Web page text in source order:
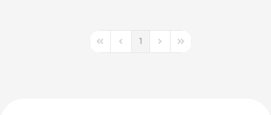
First PagePrevious Page
1
Next PageLast Page